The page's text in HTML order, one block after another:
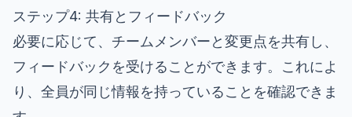
ステップ4: 共有とフィードバック
必要に応じて、チームメンバーと変更点を共有し、
フィードバックを受けることができます。これによ
り、全員が同じ情報を持っていることを確認できま